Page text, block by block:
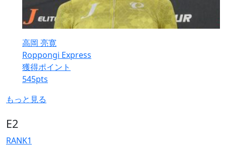
高岡 亮寛
Roppongi Express
獲得ポイント
545pts
もっと見る
E2
RANK1